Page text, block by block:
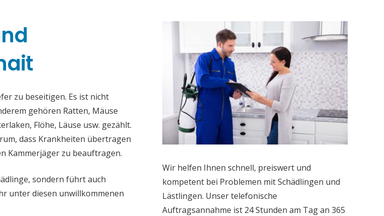
zu beseitigen. Es ist nicht
gehören Ratten, Mäuse
Flöhe, Läuse usw. gezählt.
dass Krankheiten übertragen
Kammerjäger zu beauftragen.
sondern führt auch
unter diesen unwillkommenen
Wir helfen Ihnen schnell, preiswert und
kompetent bei Problemen mit Schädlingen und
Lästlingen. Unser telefonische
Auftragsannahme ist 24 Stunden am Tag an 365